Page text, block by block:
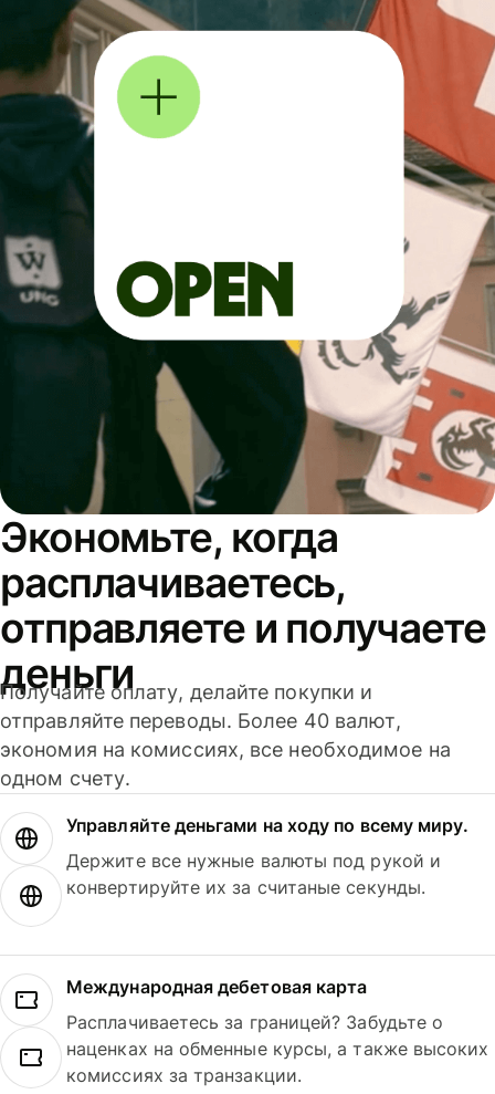
Экономьте, когда
расплачиваетесь,
отправляете и получаете
деньги
Получайте оплату, делайте покупки и
отправляйте переводы. Более 40 валют,
экономия на комиссиях, все необходимое на
одном счету.
Управляйте деньгами на ходу по всему миру.
Держите все нужные валюты под рукой и
конвертируйте их за считаные секунды.
Международная дебетовая карта
Расплачиваетесь за границей? Забудьте о
наценках на обменные курсы, а также высоких
комиссиях за транзакции.